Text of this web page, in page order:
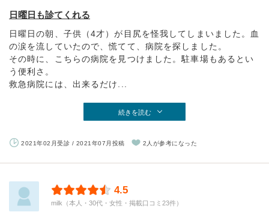
日曜日も診てくれる
日曜日の朝、子供（4才）が目尻を怪我してしまいました。血
の涙を流していたので、慌てて、病院を探しました。
その時に、こちらの病院を見つけました。駐車場もあるとい
う便利さ。
救急病院には、出来るだけ...
続きを読む
2021年02月受診 / 2021年07月投稿 2人が参考になった
4.5
milk（本人・30代・女性・掲載口コミ23件）